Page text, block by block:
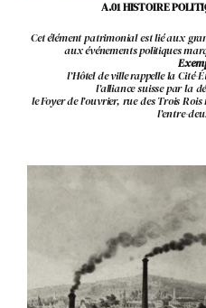
A.01HISTOIRE
Cet élément patrimonial est lié aux
aux événements politiques
l’Hôtel de ville rappelle la Cité-
l’alliance suisse par la
le Foyer de l’ouvrier, rue des Trois
l’entre-